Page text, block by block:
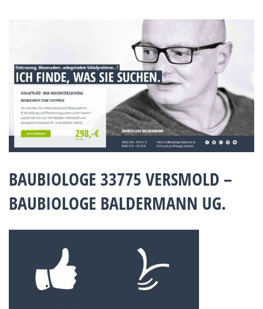
BAUBIOLOGE 33775 VERSMOLD –
BAUBIOLOGE BALDERMANN UG.